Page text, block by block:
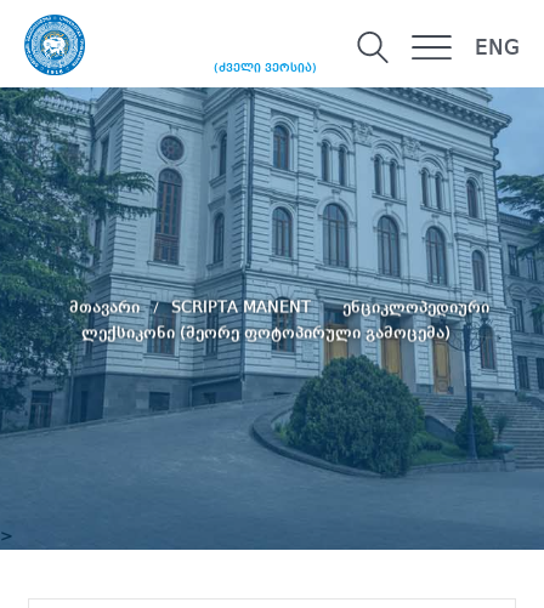
(ძველი ვერსია)
ENG
>
მთავარი SCRIPTA MANENT
ენციკლოპედიური
ლექსიკონი (მეორე ფოტოპირული გამოცემა)